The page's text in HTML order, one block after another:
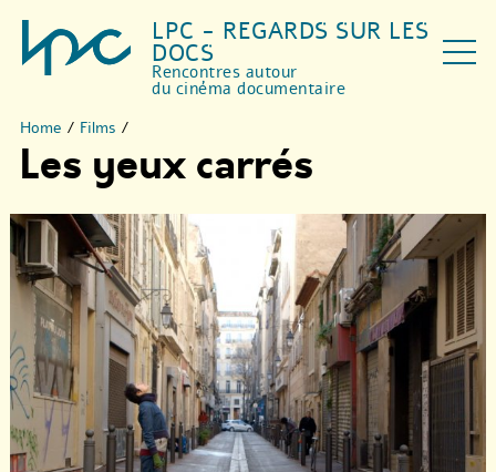
LPC - REGARDS SUR LES
DOCS
Rencontres autour
du cinéma documentaire
Home / Films /
Les yeux carrés